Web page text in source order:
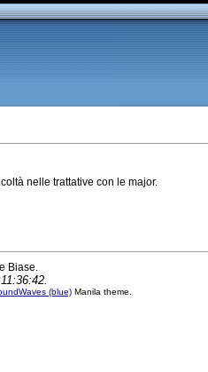
nelle trattative con le major.
Biase.
(blue) Manila theme.